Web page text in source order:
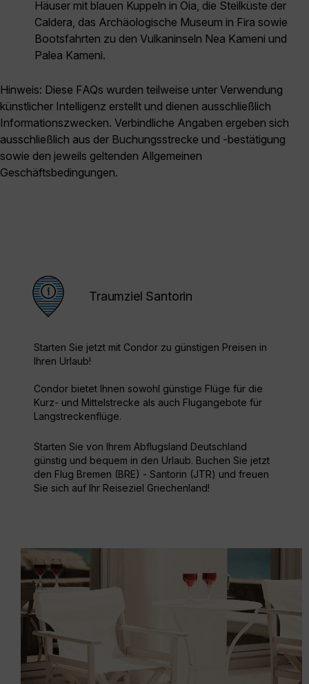
Häuser mit blauen Kuppeln in Oia, die Steilküste der
Caldera, das Archäologische Museum in Fira sowie
Bootsfahrten zu den Vulkaninseln Nea Kameni und
Palea Kameni.
Hinweis: Diese FAQs wurden teilweise unter Verwendung
künstlicher Intelligenz erstellt und dienen ausschließlich
Informationszwecken. Verbindliche Angaben ergeben sich
ausschließlich aus der Buchungsstrecke und -bestätigung
sowie den jeweils geltenden Allgemeinen
Geschäftsbedingungen.
Traumziel Santorin
Starten Sie jetzt mit Condor zu günstigen Preisen in
Ihren Urlaub!
Condor bietet Ihnen sowohl günstige Flüge für die
Kurz- und Mittelstrecke als auch Flugangebote für
Langstreckenflüge.
Starten Sie von Ihrem Abflugsland Deutschland
günstig und bequem in den Urlaub. Buchen Sie jetzt
den Flug Bremen (BRE) - Santorin (JTR) und freuen
Sie sich auf Ihr Reiseziel Griechenland!